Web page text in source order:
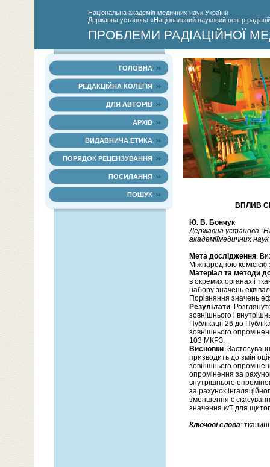
Нацiональна академiя медичних наук України
Державна установа «Національний науковий центр
ПРОБЛЕМИ РАДІАЦІЙНОЇ
ГОЛОВНА
РЕДАКЦІЙНА КОЛЕГІЯ
ДЛЯ АВТОРІВ
АРХІВ
ВИДАВНИЧА ЕТИКА
ПОРЯДОК РЕЦЕНЗУВАННЯ
ПОСИЛАННЯ
ПОШУК
ВПЛИВ
Ю. В. Бончук
Державна установа
академіїмедичних наук
Мета дослідження.
Міжнародною комісією
Матеріал та методи
в окремих органах i
набору значень
Порівняння значень
Результати.
зовнішнього і
Публікації 26 до
зовнішнього
103 МКРЗ.
Висновки.
призводить до змін
зовнішнього
опромінення за
внутрішнього
за рахунок
зменшення є
значення wT для
Ключові слова: